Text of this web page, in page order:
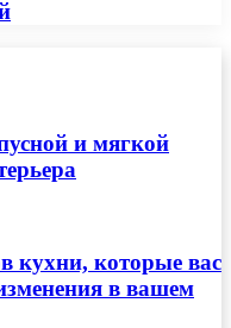
и мягкой
кухни, которые вас
в вашем